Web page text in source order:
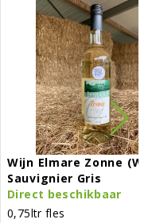
Wijn Elmare Zonne
Sauvignier Gris
Direct beschikbaar
0,75ltr fles